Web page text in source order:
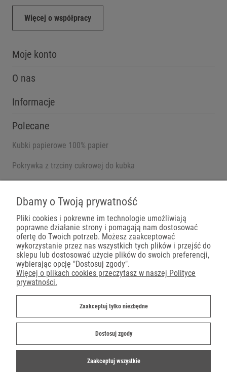
Więcej o współpracy
Moje konto
O nas
Informacje
Polecane
Kubki papierowe 100% papier
Pokrywka z trzciny cukrowej do kubka
Płatności
Dostawa
Dbamy o Twoją prywatność
Pliki cookies i pokrewne im technologie umożliwiają
poprawne działanie strony i pomagają nam dostosować
ofertę do Twoich potrzeb. Możesz zaakceptować
wykorzystanie przez nas wszystkich tych plików i przejść do
sklepu lub dostosować użycie plików do swoich preferencji,
wybierając opcję "Dostosuj zgody".
Więcej o plikach cookies przeczytasz w naszej Polityce
prywatności.
Zaakceptuj tylko niezbędne
Dostosuj zgody
Zaakceptuj wszystkie